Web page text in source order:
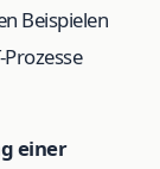
Beispielen
einer